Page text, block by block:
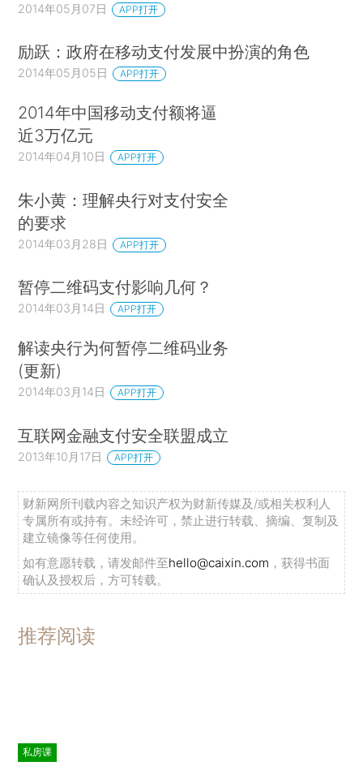
2014年05月07日 APP打开
励跃：政府在移动支付发展中扮演的角色
2014年05月05日 APP打开
2014年中国移动支付额将逼
近3万亿元
2014年04月10日 APP打开
朱小黄：理解央行对支付安全
的要求
2014年03月28日 APP打开
暂停二维码支付影响几何？
2014年03月14日 APP打开
解读央行为何暂停二维码业务
(更新)
2014年03月14日 APP打开
互联网金融支付安全联盟成立
2013年10月17日 APP打开
财新网所刊载内容之知识产权为财新传媒及/或相关权利人
专属所有或持有。未经许可，禁止进行转载、摘编、复制及
建立镜像等任何使用。
如有意愿转载，请发邮件至hello@caixin.com ，获得书面
确认及授权后，方可转载。
推荐阅读
私房课